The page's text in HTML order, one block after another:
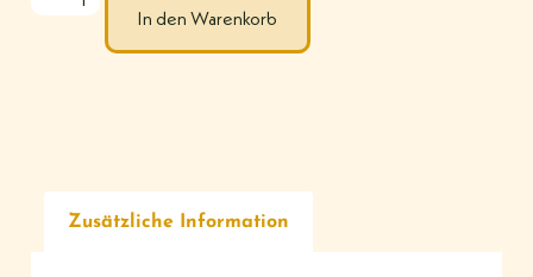
In den Warenkorb
Zusätzliche Information